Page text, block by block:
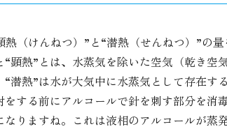
（けんねつ）”と“潜熱（せんねつ）”の
顕熱”とは、水蒸気を除いた空気（乾き空
潜熱”は水が大気中に水蒸気として存在す
する前にアルコールで針を刺す部分を消
りますね。これは液相のアルコールが蒸